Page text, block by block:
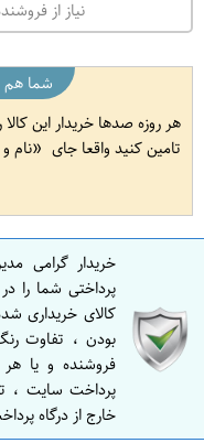
نیاز از
شما هم
هر روزه صدها خریدار این
تامین کنید واقعا جای
نام
خریدار گرامی
پرداختی شما را
کالای خریداری
بودن ، تفاوت
فروشنده و یا
پرداخت سایت ،
خارج از درگاه